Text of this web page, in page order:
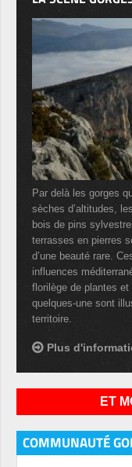
Par delà les gorges
sèches d’altitudes,
bois de pins
terrasses en pierres
d’une beauté rare.
influences
florilège de plantes et
quelques-une sont
territoire.
Plus
ET
COMMUNAUTÉ